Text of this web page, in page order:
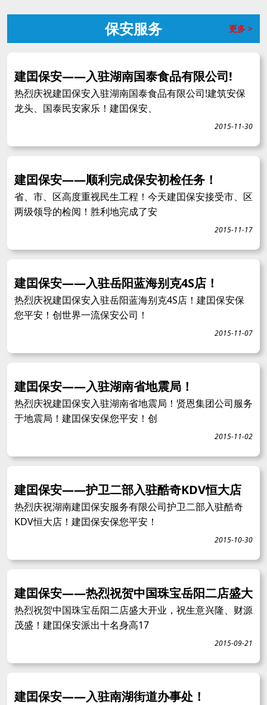
保安服务 更多 >
建囯保安——入驻湖南国泰食品有限公司!
热烈庆祝建囯保安入驻湖南国泰食品有限公司!建筑安保
龙头、国泰民安家乐！建囯保安、
2015-11-30
建囯保安——顺利完成保安初检任务！
省、市、区高度重视民生工程！今天建囯保安接受市、区
两级领导的检阅！胜利地完成了安
2015-11-17
建囯保安——入驻岳阳蓝海别克4S店！
热烈庆祝建囯保安入驻岳阳蓝海别克4S店！建囯保安保
您平安！创世界一流保安公司！
2015-11-07
建囯保安——入驻湖南省地震局！
热烈庆祝建囯保安入驻湖南省地震局！贤恩集团公司服务
于地震局！建囯保安保您平安！创
2015-11-02
建囯保安——护卫二部入驻酷奇KDV恒大店
热烈庆祝湖南建囯保安服务有限公司护卫二部入驻酷奇
KDV恒大店！建囯保安保您平安！
2015-10-30
建囯保安——热烈祝贺中国珠宝岳阳二店盛大
热烈祝贺中国珠宝岳阳二店盛大开业，祝生意兴隆、财源
茂盛！建囯保安派出十名身高17
2015-09-21
建囯保安——入驻南湖街道办事处！